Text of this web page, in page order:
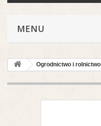
MENU
Ogrodnictwo i rolnictwo